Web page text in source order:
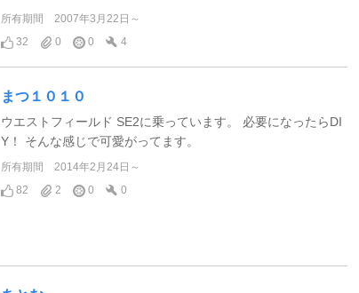
所有期間
2007年3月22日～
32
0 0 4
まつ１０１０
ウエストフィールド SE2に乗っています。 必要になったらDI
Y！ そんな感じで可愛がってます。
所有期間
2014年2月24日～
82
2 0 0